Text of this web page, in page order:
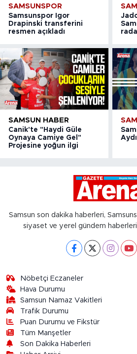
SAMSUNSPOR
Samsunspor Igor
Drapinski transferini
resmen açıkladı
SAMSUN HABER
Canik'te "Haydi Güle
Oynaya Camiye Gel"
Projesine yoğun ilgi
Samsun son dakika haberleri,
siyaset ve yerel gündem
Nöbetçi Eczaneler
Hava Durumu
Samsun Namaz Vakitleri
Trafik Durumu
Puan Durumu ve Fikstür
Tüm Manşetler
Son Dakika Haberleri